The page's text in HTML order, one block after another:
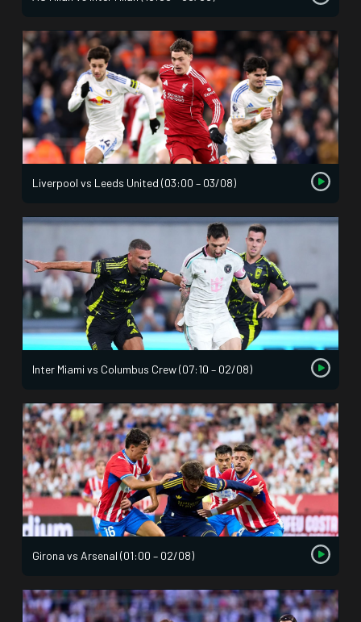
Liverpool vs Leeds United (03:00 – 03/08)
Inter Miami vs Columbus Crew (07:10 – 02/08)
Girona vs Arsenal (01:00 – 02/08)